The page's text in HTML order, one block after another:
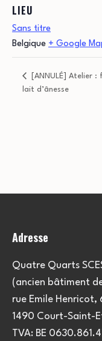
LIEU
Sans titre
Belgique + Google
[ANNULÉ] Atelier
lait d’ânesse
Adresse
Quatre Quarts
(ancien bâtiment
rue Emile Henricot,
1490 Court-Saint-
TVA: BE